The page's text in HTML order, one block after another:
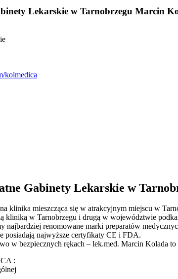
Lekarskie w Tarnobrzegu Marcin
kolmedica
Gabinety Lekarskie w
klinika mieszcząca się w atrakcyjnym miejscu w
kliniką w Tarnobrzegu i drugą w województwie
najbardziej renomowane marki preparatów
posiadają najwyższe certyfikaty CE i FDA.
w bezpiecznych rękach – lek.med. Marcin Kolada
: